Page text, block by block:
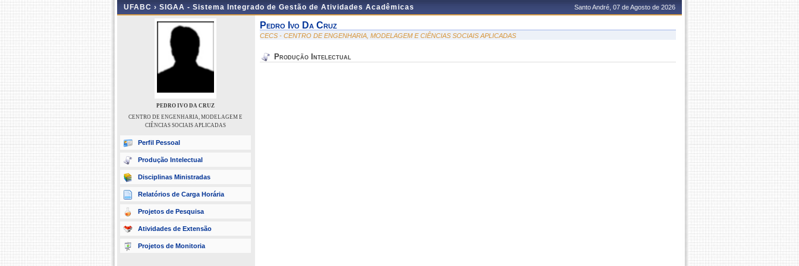
UFABC › SIGAA - Sistema Integrado de Gestão de Atividades Acadêmicas Santo André, 07 de Agosto de 2026
PEDRO IVO DA CRUZ
CENTRO DE ENGENHARIA, MODELAGEM E
CIÊNCIAS SOCIAIS APLICADAS
Perfil Pessoal
Produção Intelectual
Disciplinas Ministradas
Relatórios de Carga Horária
Projetos de Pesquisa
Atividades de Extensão
Projetos de Monitoria
Pedro Ivo Da Cruz
CECS - CENTRO DE ENGENHARIA, MODELAGEM E CIÊNCIAS SOCIAIS APLICADAS
Produção Intelectual